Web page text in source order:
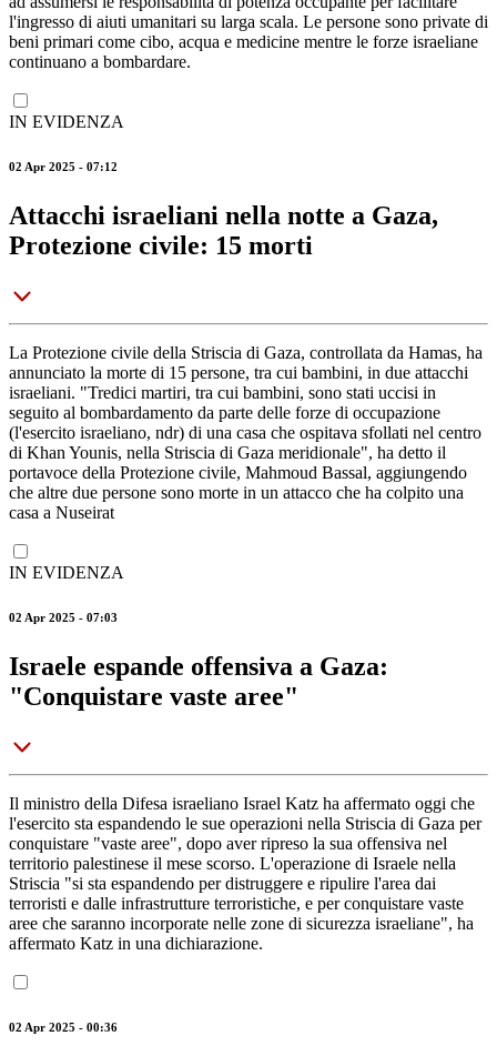
l'ingresso di aiuti umanitari su larga scala. Le persone sono private di
beni primari come cibo, acqua e medicine mentre le forze israeliane
continuano a bombardare.
IN EVIDENZA
02 Apr 2025 - 07:12
Attacchi israeliani nella notte a Gaza,
Protezione civile: 15 morti
La Protezione civile della Striscia di Gaza, controllata da Hamas, ha
annunciato la morte di 15 persone, tra cui bambini, in due attacchi
israeliani. "Tredici martiri, tra cui bambini, sono stati uccisi in
seguito al bombardamento da parte delle forze di occupazione
(l'esercito israeliano, ndr) di una casa che ospitava sfollati nel centro
di Khan Younis, nella Striscia di Gaza meridionale", ha detto il
portavoce della Protezione civile, Mahmoud Bassal, aggiungendo
che altre due persone sono morte in un attacco che ha colpito una
casa a Nuseirat
IN EVIDENZA
02 Apr 2025 - 07:03
Israele espande offensiva a Gaza:
"Conquistare vaste aree"
Il ministro della Difesa israeliano Israel Katz ha affermato oggi che
l'esercito sta espandendo le sue operazioni nella Striscia di Gaza per
conquistare "vaste aree", dopo aver ripreso la sua offensiva nel
territorio palestinese il mese scorso. L'operazione di Israele nella
Striscia "si sta espandendo per distruggere e ripulire l'area dai
terroristi e dalle infrastrutture terroristiche, e per conquistare vaste
aree che saranno incorporate nelle zone di sicurezza israeliane", ha
affermato Katz in una dichiarazione.
02 Apr 2025 - 00:36